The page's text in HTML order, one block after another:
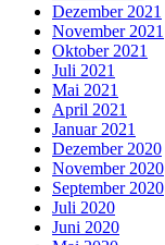
Dezember 2021
November 2021
Oktober 2021
Juli 2021
Mai 2021
April 2021
Januar 2021
Dezember 2020
November 2020
September 2020
Juli 2020
Juni 2020